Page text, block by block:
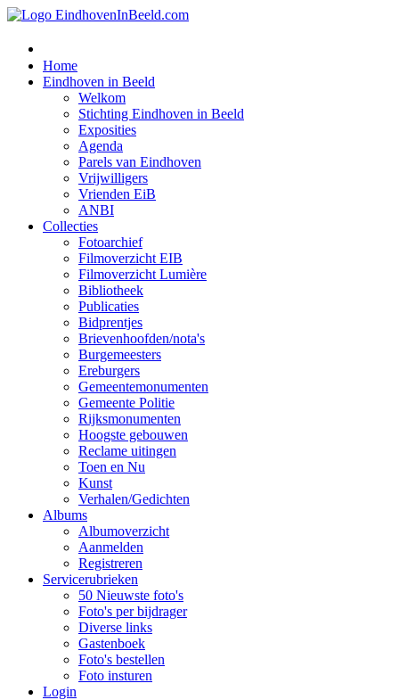
Home
Eindhoven in Beeld
Welkom
Stichting Eindhoven in Beeld
Exposities
Agenda
Parels van Eindhoven
Vrijwilligers
Vrienden EiB
ANBI
Collecties
Fotoarchief
Filmoverzicht EIB
Filmoverzicht Lumière
Bibliotheek
Publicaties
Bidprentjes
Brievenhoofden/nota's
Burgemeesters
Ereburgers
Gemeentemonumenten
Gemeente Politie
Rijksmonumenten
Hoogste gebouwen
Reclame uitingen
Toen en Nu
Kunst
Verhalen/Gedichten
Albums
Albumoverzicht
Aanmelden
Registreren
Servicerubrieken
50 Nieuwste foto's
Foto's per bijdrager
Diverse links
Gastenboek
Foto's bestellen
Foto insturen
Login